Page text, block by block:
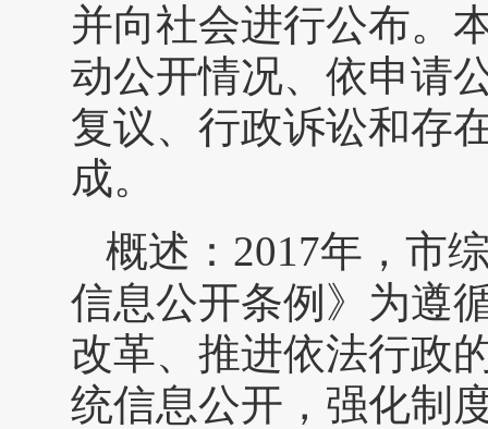
并向社会进行公布。
动公开情况、依申请
复议、行政诉讼和存
成。
概述：2017年，市
信息公开条例》为遵
改革、推进依法行政
统信息公开，强化制